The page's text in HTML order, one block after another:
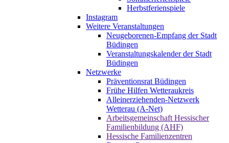
Herbstferienspiele
Instagram
Weitere Veranstaltungen
Neugeborenen-Empfang der Stadt
Büdingen
Veranstaltungskalender der Stadt
Büdingen
Netzwerke
Präventionsrat Büdingen
Frühe Hilfen Wetteraukreis
Alleinerziehenden-Netzwerk
Wetterau (A-Net)
Arbeitsgemeinschaft Hessischer
Familienbildung (AHF)
Hessische Familienzentren